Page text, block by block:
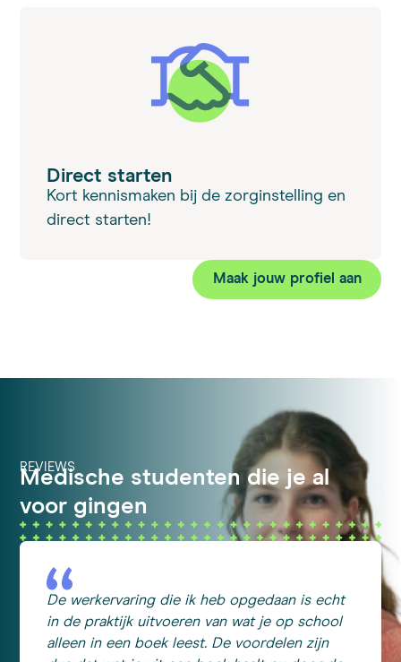
Direct starten
Kort kennismaken bij de zorginstelling en
direct starten!
Maak jouw profiel aan
REVIEWS
Medische studenten die je al
voor gingen
De werkervaring die ik heb opgedaan is echt
in de praktijk uitvoeren van wat je op school
alleen in een boek leest. De voordelen zijn